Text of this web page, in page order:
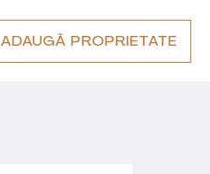
ADAUGĂ PROPRIETATE